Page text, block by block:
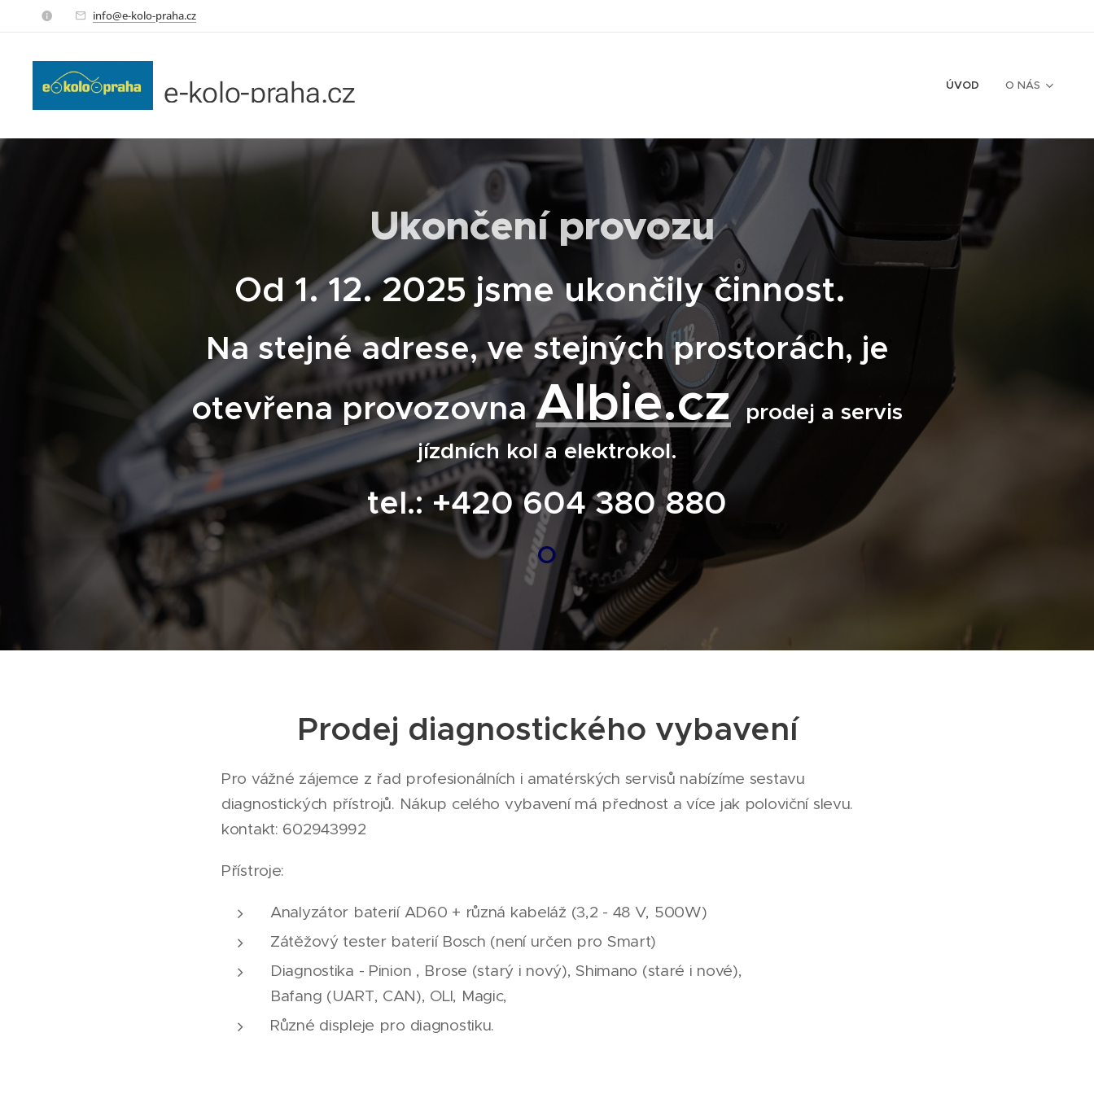
info@e-kolo-praha.cz
e-kolo-praha.cz ÚVOD O NÁS
Ukončení provozu
Od 1. 12. 2025 jsme ukončily činnost.
Na stejné adrese, ve stejných prostorách, je
otevřena provozovnaAlbie.cz prodej a servis
jízdních kol a elektrokol.
tel.: +420 604 380 880
O
Prodej diagnostického vybavení
Pro vážné zájemce z řad profesionálních i amatérských servisů nabízíme sestavu
diagnostických přístrojů. Nákup celého vybavení má přednost a více jak poloviční slevu.
kontakt: 602943992
Přístroje:
Analyzátor baterií AD60 + různá kabeláž (3,2 - 48 V, 500W)
Zátěžový tester baterií Bosch (není určen pro Smart)
Diagnostika - Pinion , Brose (starý i nový), Shimano (staré i nové),
Bafang (UART, CAN), OLI, Magic,
Různé displeje pro diagnostiku.